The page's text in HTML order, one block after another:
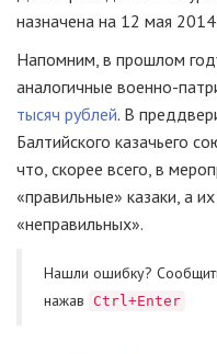
назначена на 12 мая
Напомним, в прошлом
аналогичные военно-
тысяч рублей. В
Балтийского казачьего
что, скорее всего, в
«правильные» казаки, а
«неправильных».
Нашли ошибку?
нажав
Ctrl+Enter